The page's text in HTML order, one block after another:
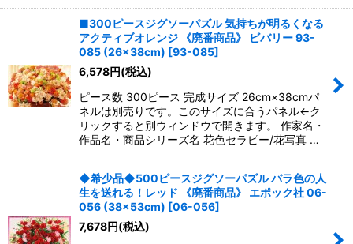
■300ピースジグソーパズル 気持ちが明るくなる
アクティブオレンジ 《廃番商品》 ビバリー 93-
085 (26×38cm) [93-085]
6,578円(税込)
ピース数 300ピース 完成サイズ 26cm×38cmパ
ネルは別売りです。このサイズに合うパネル←ク
リックすると別ウィンドウで開きます。 作家名・
作品名・商品シリーズ名 花色セラピー/花写真 …
◆希少品◆500ピースジグソーパズル バラ色の人
生を送れる！レッド 《廃番商品》 エポック社 06-
056 (38×53cm) [06-056]
7,678円(税込)